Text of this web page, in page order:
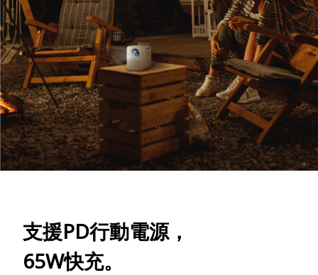
支援PD行動電源，
65W快充。